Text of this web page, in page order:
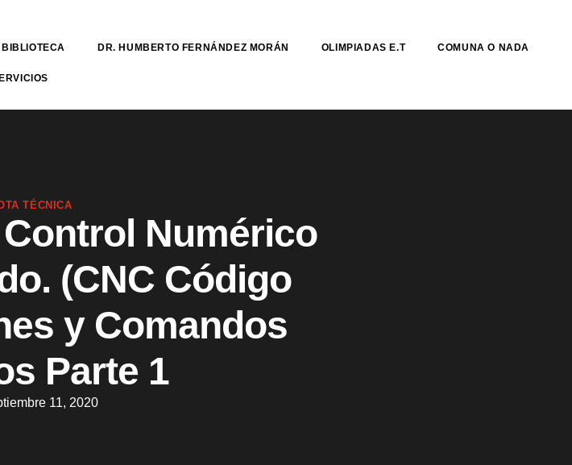
BIBLIOTECA DR. HUMBERTO FERNÁNDEZ MORÁN OLIMPIADAS E.T COMUNA O NADA
TÉCNICA
Numérico
(CNC Código
y Comandos
Parte 1
11, 2020